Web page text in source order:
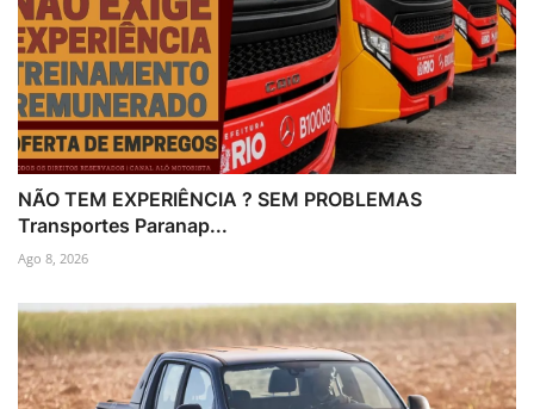
NÃO TEM EXPERIÊNCIA ? SEM PROBLEMAS
Transportes Paranap...
Ago 8, 2026